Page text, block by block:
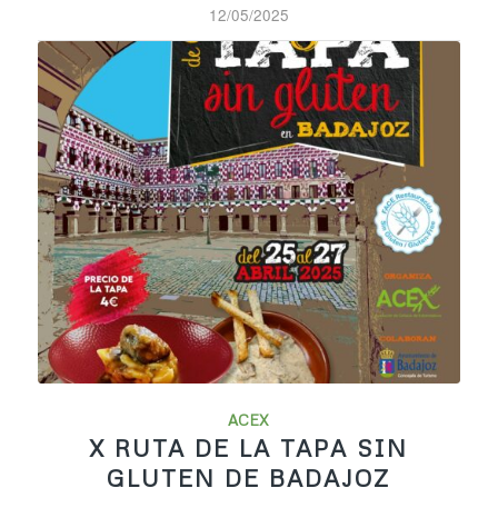
12/05/2025
ACEX
X RUTA DE LA TAPA SIN
GLUTEN DE BADAJOZ